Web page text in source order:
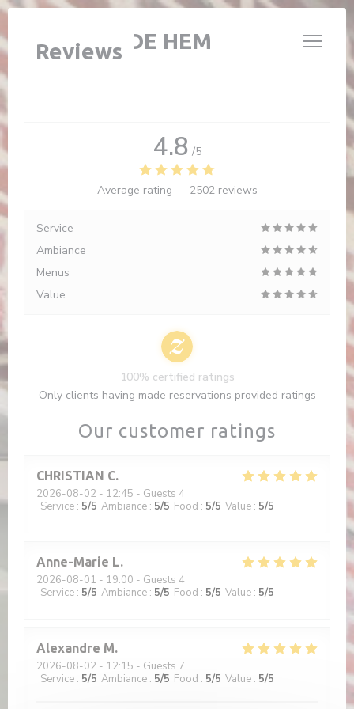
Personalizing your cookie choices
L'ÉTABLE DE HEM
Reviews
Our customer ratings
CHRISTIAN C
2026-08-02 - 12:45 - Guests 4
Service : 5/5 Ambiance : 5/5 Food : 5/5 Value : 5/5
Anne-Marie L
2026-08-01 - 19:00 - Guests 4
Service : 5/5 Ambiance : 5/5 Food : 5/5 Value : 5/5
Alexandre M
2026-08-02 - 12:15 - Guests 7
Service : 5/5 Ambiance : 5/5 Food : 5/5 Value : 5/5
4.8 /5
Average rating — 2502 reviews
Service
Ambiance
Menus
Value
100% certified ratings
Only clients having made reservations provided ratings